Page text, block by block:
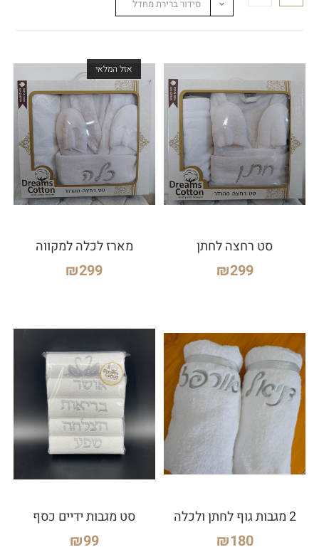
סידור ברירת מחדל
סט רחצה לחתן
₪299
אזל המלאי
מארז לכלה למקווה
₪299
2 מגבות גוף לחתן ולכלה
₪180
סט מגבות ידיים כסף
₪99